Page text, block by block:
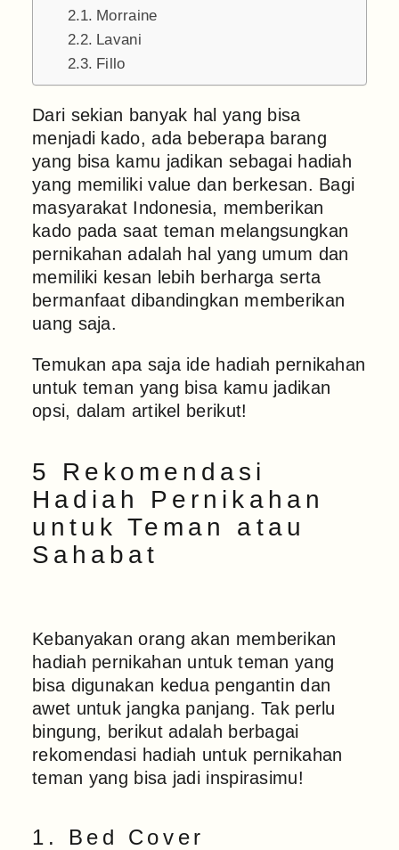
Morraine
Lavani
Fillo
Dari sekian banyak hal yang bisa
menjadi kado, ada beberapa barang
yang bisa kamu jadikan sebagai hadiah
yang memiliki value dan berkesan. Bagi
masyarakat Indonesia, memberikan
kado pada saat teman melangsungkan
pernikahan adalah hal yang umum dan
memiliki kesan lebih berharga serta
bermanfaat dibandingkan memberikan
uang saja.
Temukan apa saja ide hadiah pernikahan
untuk teman yang bisa kamu jadikan
opsi, dalam artikel berikut!
5 Rekomendasi
Hadiah Pernikahan
untuk Teman atau
Sahabat
Kebanyakan orang akan memberikan
hadiah pernikahan untuk teman yang
bisa digunakan kedua pengantin dan
awet untuk jangka panjang. Tak perlu
bingung, berikut adalah berbagai
rekomendasi hadiah untuk pernikahan
teman yang bisa jadi inspirasimu!
1. Bed Cover